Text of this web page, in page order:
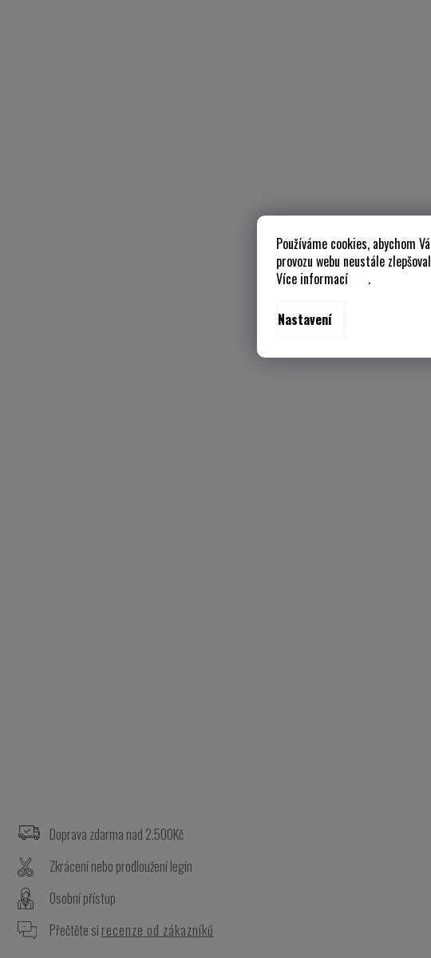
Používáme cookies, abychom
provozu webu neustále
Více informací
.
Nastavení
Doprava zdarma nad 2.500Kč
Zkrácení nebo prodloužení legín
Osobní přístup
Přečtěte si recenze od zákazníků